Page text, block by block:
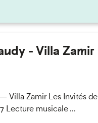
- Villa Zamir
Villa Zamir Les Invités de
Lecture musicale ...